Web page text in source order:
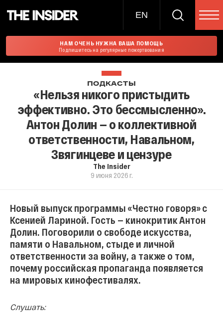
EN
НАМ ОЧЕНЬ НУЖНА ВАША ПОМОЩЬ
Подпишитесь на регулярные пожертвования
ПОДКАСТЫ
«Нельзя никого пристыдить
эффективно. Это бессмысленно».
Антон Долин — о коллективной
ответственности, Навальном,
Звягинцеве и цензуре
The Insider
9 июня 2026 г.
Новый выпуск программы «Честно говоря» с
Ксенией Лариной. Гость — кинокритик Антон
Долин. Поговорили о свободе искусства,
памяти о Навальном, стыде и личной
ответственности за войну, а также о том,
почему российская пропаганда появляется
на мировых кинофестивалях.
Слушать: